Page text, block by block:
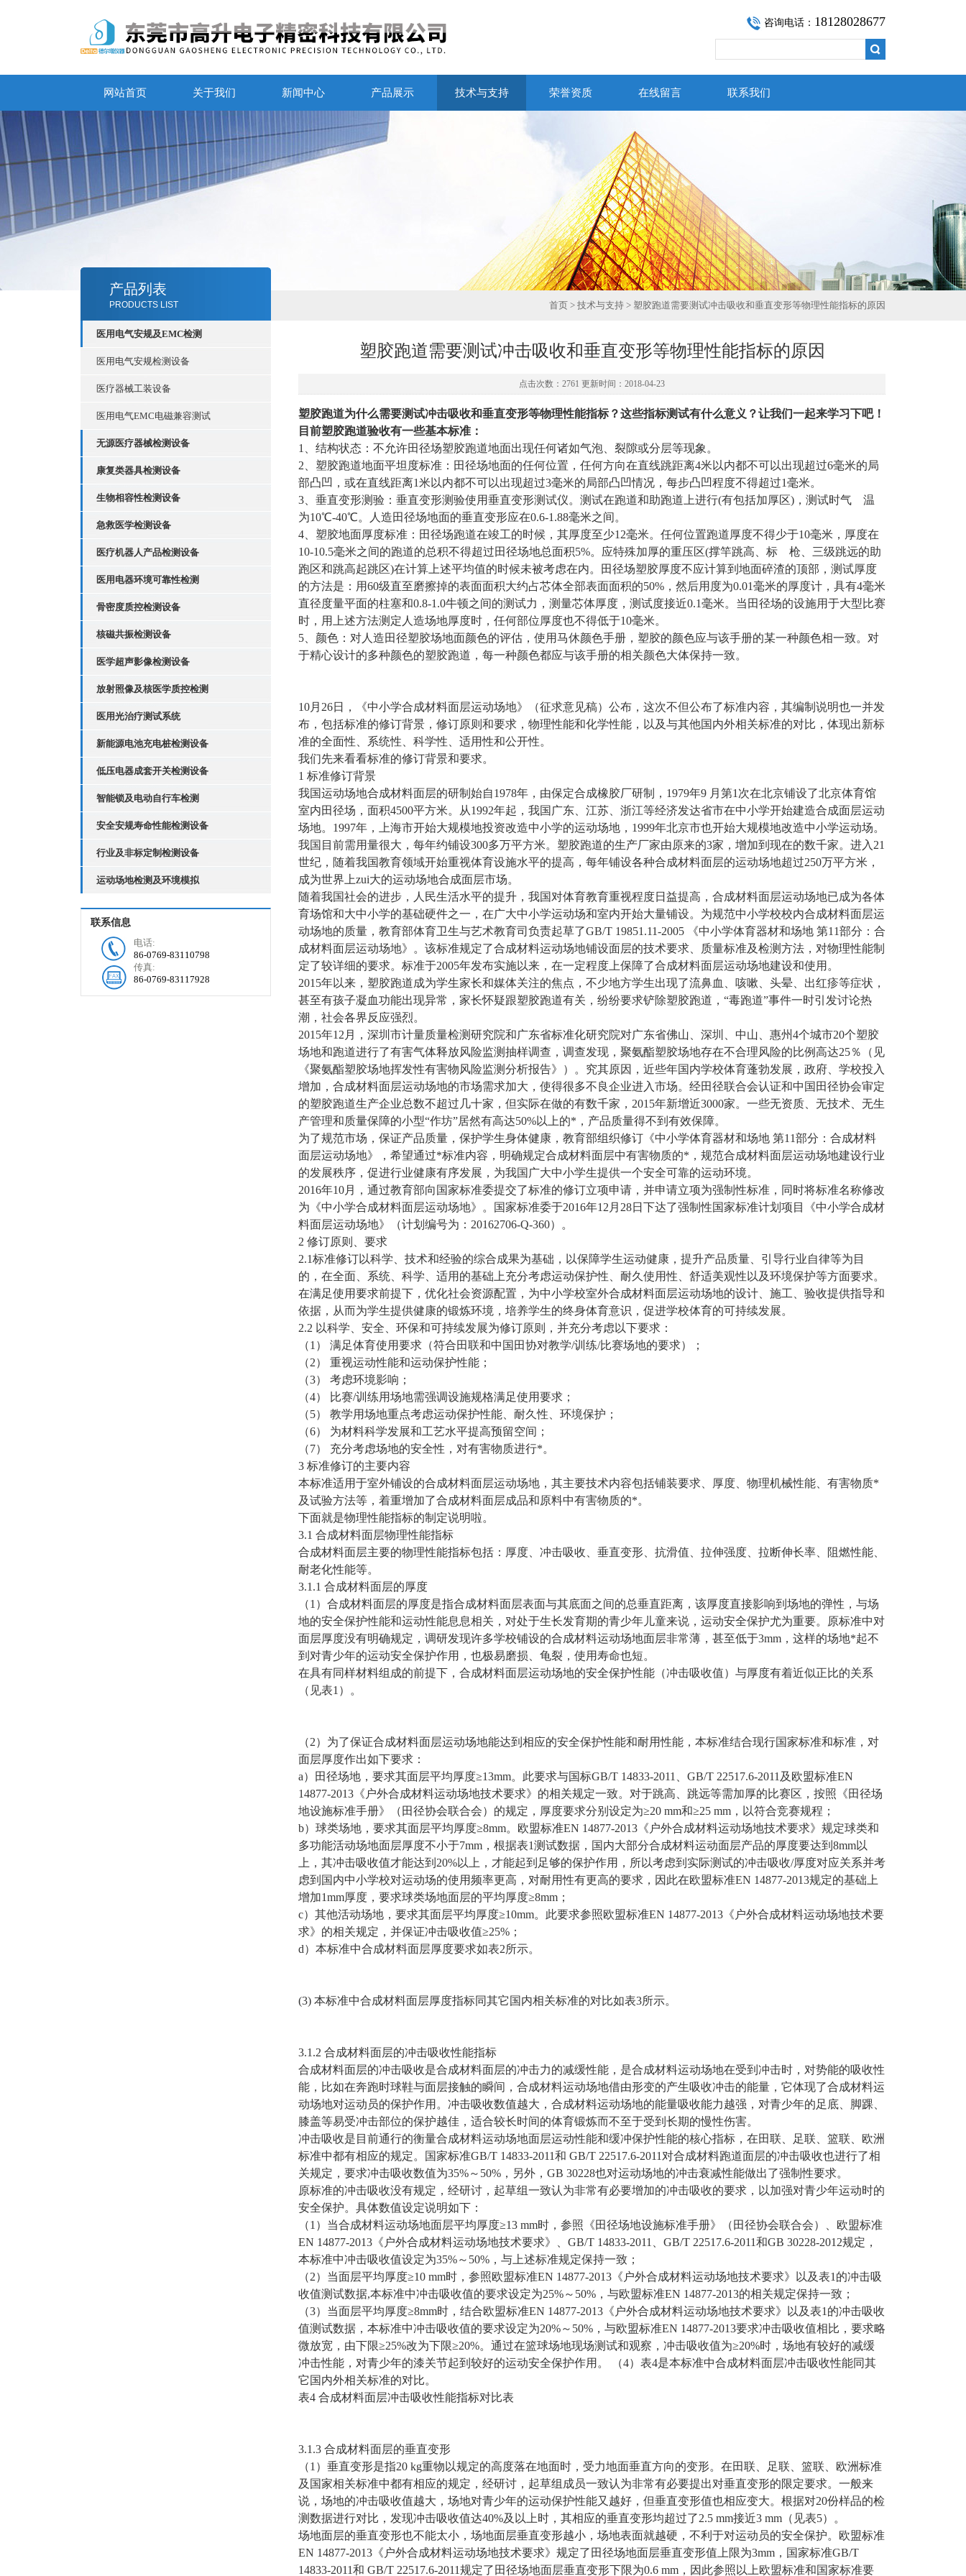
咨询电话： 18128028677
网站首页 关于我们 新闻中心 产品展示 技术与支持 荣誉资质 在线留言 联系我们
产品列表
PRODUCTS LIST
医用电气安规及EMC检测
医用电气安规检测设备
医疗器械工装设备
医用电气EMC电磁兼容测试
无源医疗器械检测设备
康复类器具检测设备
生物相容性检测设备
急救医学检测设备
医疗机器人产品检测设备
医用电器环境可靠性检测
骨密度质控检测设备
核磁共振检测设备
医学超声影像检测设备
放射照像及核医学质控检测
医用光治疗测试系统
新能源电池充电桩检测设备
低压电器成套开关检测设备
智能锁及电动自行车检测
安全安规寿命性能检测设备
行业及非标定制检测设备
运动场地检测及环境模拟
联系信息
电话:
86-0769-83110798
传真:
86-0769-83117928
首页 > 技术与支持 > 塑胶跑道需要测试冲击吸收和垂直变形等物理性能指标的原因
塑胶跑道需要测试冲击吸收和垂直变形等物理性能指标的原因
点击次数：2761 更新时间：2018-04-23
塑胶跑道为什么需要测试冲击吸收和垂直变形等物理性能指标？这些指标测试有什么意义？让我们一起来学习下吧！
目前塑胶跑道验收有一些基本标准：
1、结构状态：不允许田径场塑胶跑道地面出现任何诸如气泡、裂隙或分层等现象。
2、塑胶跑道地面平坦度标准：田径场地面的任何位置，任何方向在直线跳距离4米以内都不可以出现超过6毫米的局
部凸凹，或在直线距离1米以内都不可以出现超过3毫米的局部凸凹情况，每步凸凹程度不得超过1毫米。
3、垂直变形测验：垂直变形测验使用垂直变形测试仪。测试在跑道和助跑道上进行(有包括加厚区)，测试时气 温
为10℃-40℃。人造田径场地面的垂直变形应在0.6-1.88毫米之间。
4、塑胶地面厚度标准：田径场跑道在竣工的时候，其厚度至少12毫米。任何位置跑道厚度不得少于10毫米，厚度在
10-10.5毫米之间的跑道的总积不得超过田径场地总面积5%。应特殊加厚的重压区(撑竿跳高、标 枪、三级跳远的助
跑区和跳高起跳区)在计算上述平均值的时候未被考虑在内。田径场塑胶厚度不应计算到地面碎渣的顶部，测试厚度
的方法是：用60级直至磨擦掉的表面面积大约占芯体全部表面面积的50%，然后用度为0.01毫米的厚度计，具有4毫米
直径度量平面的柱塞和0.8-1.0牛顿之间的测试力，测量芯体厚度，测试度接近0.1毫米。当田径场的设施用于大型比赛
时，用上述方法测定人造场地厚度时，任何部位厚度也不得低于10毫米。
5、颜色：对人造田径塑胶场地面颜色的评估，使用马休颜色手册，塑胶的颜色应与该手册的某一种颜色相一致。对
于精心设计的多种颜色的塑胶跑道，每一种颜色都应与该手册的相关颜色大体保持一致。
10月26日，《中小学合成材料面层运动场地》（征求意见稿）公布，这次不但公布了标准内容，其编制说明也一并发
布，包括标准的修订背景，修订原则和要求，物理性能和化学性能，以及与其他国内外相关标准的对比，体现出新标
准的全面性、系统性、科学性、适用性和公开性。
我们先来看看标准的修订背景和要求。
1 标准修订背景
我国运动场地合成材料面层的研制始自1978年，由保定合成橡胶厂研制，1979年9 月第1次在北京铺设了北京体育馆
室内田径场，面积4500平方米。从1992年起，我国广东、江苏、浙江等经济发达省市在中小学开始建造合成面层运动
场地。1997年，上海市开始大规模地投资改造中小学的运动场地，1999年北京市也开始大规模地改造中小学运动场。
我国目前需用量很大，每年约铺设300多万平方米。塑胶跑道的生产厂家由原来的3家，增加到现在的数千家。进入21
世纪，随着我国教育领域开始重视体育设施水平的提高，每年铺设各种合成材料面层的运动场地超过250万平方米，
成为世界上zui大的运动场地合成面层市场。
随着我国社会的进步，人民生活水平的提升，我国对体育教育重视程度日益提高，合成材料面层运动场地已成为各体
育场馆和大中小学的基础硬件之一，在广大中小学运动场和室内开始大量铺设。为规范中小学校校内合成材料面层运
动场地的质量，教育部体育卫生与艺术教育司负责起草了GB/T 19851.11-2005 《中小学体育器材和场地 第11部分：合
成材料面层运动场地》。该标准规定了合成材料运动场地铺设面层的技术要求、质量标准及检测方法，对物理性能制
定了较详细的要求。标准于2005年发布实施以来，在一定程度上保障了合成材料面层运动场地建设和使用。
2015年以来，塑胶跑道成为学生家长和媒体关注的焦点，不少地方学生出现了流鼻血、咳嗽、头晕、出红疹等症状，
甚至有孩子凝血功能出现异常，家长怀疑跟塑胶跑道有关，纷纷要求铲除塑胶跑道，“毒跑道”事件一时引发讨论热
潮，社会各界反应强烈。
2015年12月，深圳市计量质量检测研究院和广东省标准化研究院对广东省佛山、深圳、中山、惠州4个城市20个塑胶
场地和跑道进行了有害气体释放风险监测抽样调查，调查发现，聚氨酯塑胶场地存在不合理风险的比例高达25％（见
《聚氨酯塑胶场地挥发性有害物风险监测分析报告》）。究其原因，近些年国内学校体育蓬勃发展，政府、学校投入
增加，合成材料面层运动场地的市场需求加大，使得很多不良企业进入市场。经田径联合会认证和中国田径协会审定
的塑胶跑道生产企业总数不超过几十家，但实际在做的有数千家，2015年新增近3000家。一些无资质、无技术、无生
产管理和质量保障的小型“作坊”居然有高达50%以上的*，产品质量得不到有效保障。
为了规范市场，保证产品质量，保护学生身体健康，教育部组织修订《中小学体育器材和场地 第11部分：合成材料
面层运动场地》，希望通过*标准内容，明确规定合成材料面层中有害物质的*，规范合成材料面层运动场地建设行业
的发展秩序，促进行业健康有序发展，为我国广大中小学生提供一个安全可靠的运动环境。
2016年10月，通过教育部向国家标准委提交了标准的修订立项申请，并申请立项为强制性标准，同时将标准名称修改
为《中小学合成材料面层运动场地》。国家标准委于2016年12月28日下达了强制性国家标准计划项目《中小学合成材
料面层运动场地》（计划编号为：20162706-Q-360）。
2 修订原则、要求
2.1标准修订以科学、技术和经验的综合成果为基础，以保障学生运动健康，提升产品质量、引导行业自律等为目
的，在全面、系统、科学、适用的基础上充分考虑运动保护性、耐久使用性、舒适美观性以及环境保护等方面要求。
在满足使用要求前提下，优化社会资源配置，为中小学校室外合成材料面层运动场地的设计、施工、验收提供指导和
依据，从而为学生提供健康的锻炼环境，培养学生的终身体育意识，促进学校体育的可持续发展。
2.2 以科学、安全、环保和可持续发展为修订原则，并充分考虑以下要求：
（1） 满足体育使用要求（符合田联和中国田协对教学/训练/比赛场地的要求）；
（2） 重视运动性能和运动保护性能；
（3） 考虑环境影响；
（4） 比赛/训练用场地需强调设施规格满足使用要求；
（5） 教学用场地重点考虑运动保护性能、耐久性、环境保护；
（6） 为材料科学发展和工艺水平提高预留空间；
（7） 充分考虑场地的安全性，对有害物质进行*。
3 标准修订的主要内容
本标准适用于室外铺设的合成材料面层运动场地，其主要技术内容包括铺装要求、厚度、物理机械性能、有害物质*
及试验方法等，着重增加了合成材料面层成品和原料中有害物质的*。
下面就是物理性能指标的制定说明啦。
3.1 合成材料面层物理性能指标
合成材料面层主要的物理性能指标包括：厚度、冲击吸收、垂直变形、抗滑值、拉伸强度、拉断伸长率、阻燃性能、
耐老化性能等。
3.1.1 合成材料面层的厚度
（1）合成材料面层的厚度是指合成材料面层表面与其底面之间的总垂直距离，该厚度直接影响到场地的弹性，与场
地的安全保护性能和运动性能息息相关，对处于生长发育期的青少年儿童来说，运动安全保护尤为重要。原标准中对
面层厚度没有明确规定，调研发现许多学校铺设的合成材料运动场地面层非常薄，甚至低于3mm，这样的场地*起不
到对青少年的运动安全保护作用，也极易磨损、龟裂，使用寿命也短。
在具有同样材料组成的前提下，合成材料面层运动场地的安全保护性能（冲击吸收值）与厚度有着近似正比的关系
（见表1）。
（2）为了保证合成材料面层运动场地能达到相应的安全保护性能和耐用性能，本标准结合现行国家标准和标准，对
面层厚度作出如下要求：
a）田径场地，要求其面层平均厚度≥13mm。此要求与国标GB/T 14833-2011、GB/T 22517.6-2011及欧盟标准EN
14877-2013《户外合成材料运动场地技术要求》的相关规定一致。对于跳高、跳远等需加厚的比赛区，按照《田径场
地设施标准手册》（田径协会联合会）的规定，厚度要求分别设定为≥20 mm和≥25 mm，以符合竞赛规程；
b）球类场地，要求其面层平均厚度≥8mm。欧盟标准EN 14877-2013《户外合成材料运动场地技术要求》规定球类和
多功能活动场地面层厚度不小于7mm，根据表1测试数据，国内大部分合成材料运动面层产品的厚度要达到8mm以
上，其冲击吸收值才能达到20%以上，才能起到足够的保护作用，所以考虑到实际测试的冲击吸收/厚度对应关系并考
虑到国内中小学校对运动场的使用频率更高，对耐用性有更高的要求，因此在欧盟标准EN 14877-2013规定的基础上
增加1mm厚度，要求球类场地面层的平均厚度≥8mm；
c）其他活动场地，要求其面层平均厚度≥10mm。此要求参照欧盟标准EN 14877-2013《户外合成材料运动场地技术要
求》的相关规定，并保证冲击吸收值≥25%；
d）本标准中合成材料面层厚度要求如表2所示。
(3) 本标准中合成材料面层厚度指标同其它国内相关标准的对比如表3所示。
3.1.2 合成材料面层的冲击吸收性能指标
合成材料面层的冲击吸收是合成材料面层的冲击力的减缓性能，是合成材料运动场地在受到冲击时，对势能的吸收性
能，比如在奔跑时球鞋与面层接触的瞬间，合成材料运动场地借由形变的产生吸收冲击的能量，它体现了合成材料运
动场地对运动员的保护作用。冲击吸收数值越大，合成材料运动场地的能量吸收能力越强，对青少年的足底、脚踝、
膝盖等易受冲击部位的保护越佳，适合较长时间的体育锻炼而不至于受到长期的慢性伤害。
冲击吸收是目前通行的衡量合成材料运动场地面层运动性能和缓冲保护性能的核心指标，在田联、足联、篮联、欧洲
标准中都有相应的规定。国家标准GB/T 14833-2011和 GB/T 22517.6-2011对合成材料跑道面层的冲击吸收也进行了相
关规定，要求冲击吸收数值为35%～50%，另外，GB 30228也对运动场地的冲击衰减性能做出了强制性要求。
原标准的冲击吸收没有规定，经研讨，起草组一致认为非常有必要增加的冲击吸收的要求，以加强对青少年运动时的
安全保护。具体数值设定说明如下：
（1）当合成材料运动场地面层平均厚度≥13 mm时，参照《田径场地设施标准手册》（田径协会联合会）、欧盟标准
EN 14877-2013《户外合成材料运动场地技术要求》、GB/T 14833-2011、GB/T 22517.6-2011和GB 30228-2012规定，
本标准中冲击吸收值设定为35%～50%，与上述标准规定保持一致；
（2）当面层平均厚度≥10 mm时，参照欧盟标准EN 14877-2013《户外合成材料运动场地技术要求》以及表1的冲击吸
收值测试数据,本标准中冲击吸收值的要求设定为25%～50%，与欧盟标准EN 14877-2013的相关规定保持一致；
（3）当面层平均厚度≥8mm时，结合欧盟标准EN 14877-2013《户外合成材料运动场地技术要求》以及表1的冲击吸收
值测试数据，本标准中冲击吸收值的要求设定为20%～50%，与欧盟标准EN 14877-2013要求冲击吸收值相比，要求略
微放宽，由下限≥25%改为下限≥20%。通过在篮球场地现场测试和观察，冲击吸收值为≥20%时，场地有较好的减缓
冲击性能，对青少年的漆关节起到较好的运动安全保护作用。 （4）表4是本标准中合成材料面层冲击吸收性能同其
它国内外相关标准的对比。
表4 合成材料面层冲击吸收性能指标对比表
3.1.3 合成材料面层的垂直变形
（1）垂直变形是指20 kg重物以规定的高度落在地面时，受力地面垂直方向的变形。在田联、足联、篮联、欧洲标准
及国家相关标准中都有相应的规定，经研讨，起草组成员一致认为非常有必要提出对垂直变形的限定要求。一般来
说，场地的冲击吸收值越大，场地对青少年的运动保护性能又越好，但垂直变形值也相应变大。根据对20份样品的检
测数据进行对比，发现冲击吸收值达40%及以上时，其相应的垂直变形均超过了2.5 mm接近3 mm（见表5）。
场地面层的垂直变形也不能太小，场地面层垂直变形越小，场地表面就越硬，不利于对运动员的安全保护。欧盟标准
EN 14877-2013《户外合成材料运动场地技术要求》规定了田径场地面层垂直变形值上限为3mm，国家标准GB/T
14833-2011和 GB/T 22517.6-2011规定了田径场地面层垂直变形下限为0.6 mm，因此参照以上欧盟标准和国家标准要